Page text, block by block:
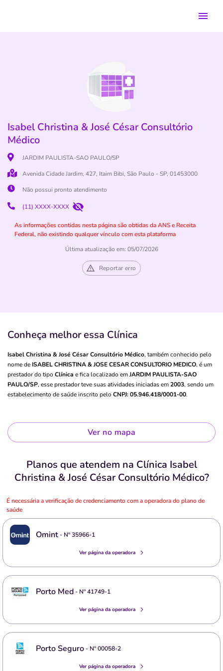
Isabel Christina & José César Consultório
Médico
JARDIM PAULISTA-SAO PAULO/SP
Avenida Cidade Jardim, 427, Itaim Bibi, São Paulo - SP, 01453000
Não possui pronto atendimento
(11) XXXX-XXXX
As informações contidas nesta página são obtidas da ANS e Receita
Federal, não existindo qualquer vínculo com esta plataforma
Última atualização em: 05/07/2026
Reportar erro
Conheça melhor essa Clínica
Isabel Christina & José César Consultório Médico, também conhecido pelo
nome de ISABEL CHRISTINA & JOSE CESAR CONSULTORIO MEDICO, é um
prestador do tipo Clínica e fica localizado emJARDIM PAULISTA-SAO
PAULO/SP, esse prestador teve suas atividades iniciadas em2003, sendo um
estabelecimento de saúde inscrito pelo CNPJ: 05.946.418/0001-00.
Ver no mapa
Planos que atendem na Clínica Isabel
Christina & José César Consultório Médico?
É necessária a verificação de credenciamento com a operadora do plano de
saúde
Omint- Nº35966-1
Ver página da operadora
Porto Med- Nº41749-1
Ver página da operadora
Porto Seguro- Nº00058-2
Ver página da operadora